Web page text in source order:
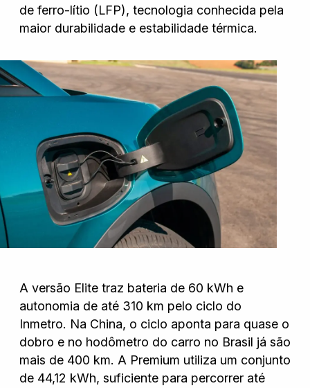
Mitsubishi
Nissan
RAM
Toyota
Troller
Volkswagen
Wanshida
de ferro-lítio (LFP), tecnologia conhecida pela
maior durabilidade e estabilidade térmica.
A versão Elite traz bateria de 60 kWh e
autonomia de até 310 km pelo ciclo do
Inmetro. Na China, o ciclo aponta para quase o
dobro e no hodômetro do carro no Brasil já são
mais de 400 km. A Premium utiliza um conjunto
de 44,12 kWh, suficiente para percorrer até